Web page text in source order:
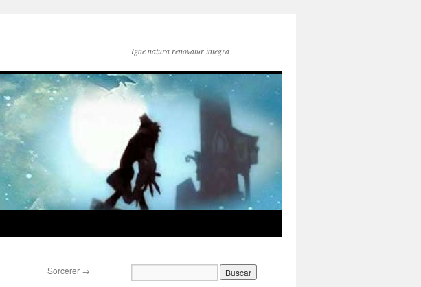
Igne natura renovatur integra
Sorcerer →